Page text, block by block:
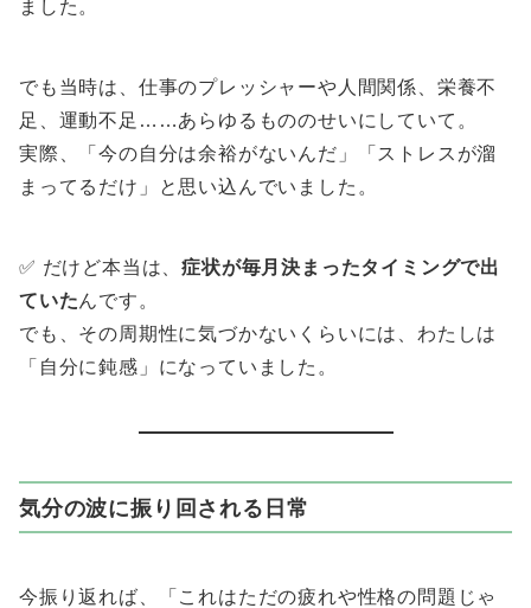
ました。
でも当時は、仕事のプレッシャーや人間関係、栄養不
足、運動不足……あらゆるもののせいにしていて。
実際、「今の自分は余裕がないんだ」「ストレスが溜
まってるだけ」と思い込んでいました。
✅ だけど本当は、症状が毎月決まったタイミングで出
ていたんです。
でも、その周期性に気づかないくらいには、わたしは
「自分に鈍感」になっていました。
気分の波に振り回される日常
今振り返れば、「これはただの疲れや性格の問題じゃ